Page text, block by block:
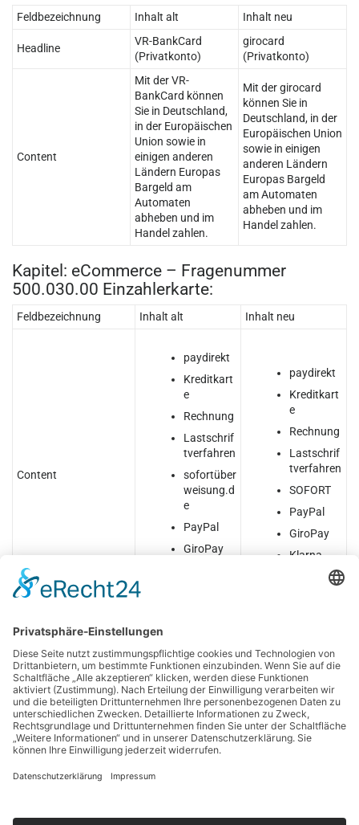
Feldbezeichnung Inhalt alt Inhalt neu
Headline
VR-BankCard
(Privatkonto)
girocard
(Privatkonto)
Content
Mit der VR-
BankCard können
Sie in Deutschland,
in der Europäischen
Union sowie in
einigen anderen
Ländern Europas
Bargeld am
Automaten
abheben und im
Handel zahlen.
Mit der girocard
können Sie in
Deutschland, in der
Europäischen Union
sowie in einigen
anderen Ländern
Europas Bargeld
am Automaten
abheben und im
Handel zahlen.
Kapitel: eCommerce – Fragenummer
500.030.00 Einzahlerkarte:
Feldbezeichnung Inhalt alt Inhalt neu
Content
paydirekt
Kreditkart
e
Rechnung
Lastschrif
tverfahren
sofortüber
weisung.d
e
PayPal
GiroPay
paydirekt
Kreditkart
e
Rechnung
Lastschrif
tverfahren
SOFORT
PayPal
GiroPay
Klarna
VERÖFFENTLICHT INCONTENT-UPDATE
Suchen